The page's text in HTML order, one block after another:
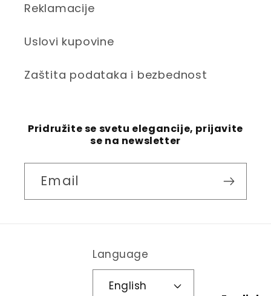
Reklamacije
Uslovi kupovine
Zaštita podataka i bezbednost
Pridružite se svetu elegancije, prijavite
se na newsletter
Email
Language
English